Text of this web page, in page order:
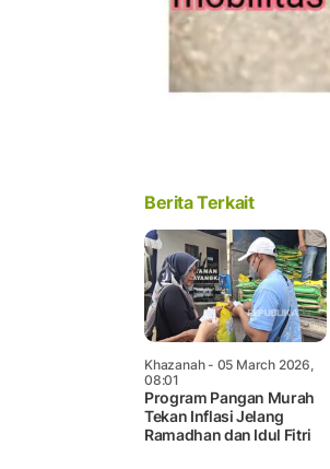
Berita Terkait
Khazanah- 05 March 2026,
08:01
Program Pangan Murah
Tekan Inflasi Jelang
Ramadhan dan Idul Fitri